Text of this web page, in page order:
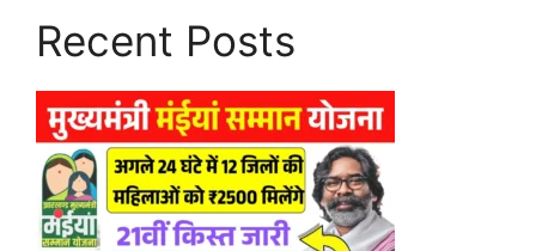
Recent Posts